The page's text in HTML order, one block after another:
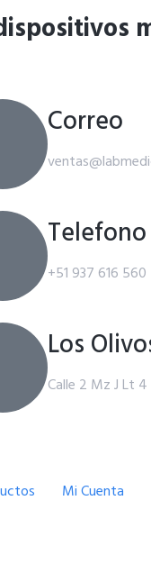
Correo
Telefono
+51 937 616 560
Los
Calle 2 Mz J Lt 4
Mi Cuenta